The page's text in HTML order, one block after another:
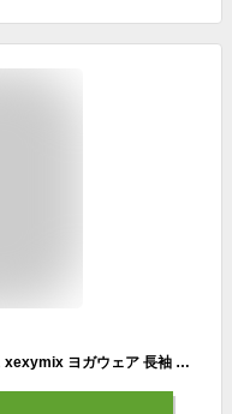
【2枚目半額クーポン】ゼクシィミックス xexymix ヨガウェア 長袖 ヨガウェア 冬 ヨガウェア トップス スポーツウェア レディース 長袖 トレーニングウェア フィットネスウェア ランニングウェア ジムウェア ゼクシーミックス XA5368G